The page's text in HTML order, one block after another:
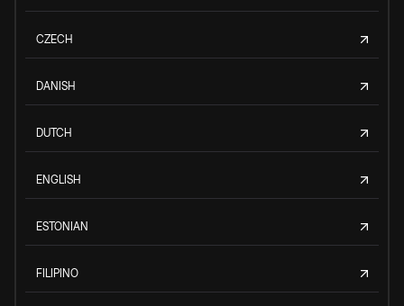
CZECH
DANISH
DUTCH
ENGLISH
ESTONIAN
FILIPINO